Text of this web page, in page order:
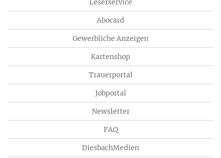
Leserservice
Abocard
Gewerbliche Anzeigen
Kartenshop
Trauerportal
Jobportal
Newsletter
FAQ
DiesbachMedien